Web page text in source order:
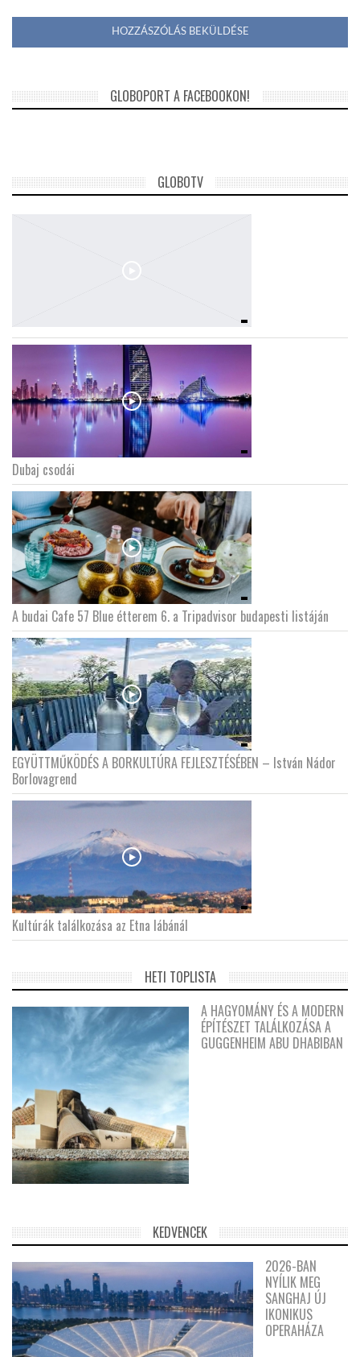
GLOBOPORT A FACEBOOKON!
GLOBOTV
Dubaj csodái
A budai Cafe 57 Blue étterem 6. a Tripadvisor budapesti listáján
EGYÜTTMŰKÖDÉS A BORKULTÚRA FEJLESZTÉSÉBEN – István Nádor
Borlovagrend
Kultúrák találkozása az Etna lábánál
HETI TOPLISTA
A HAGYOMÁNY ÉS A MODERN
ÉPÍTÉSZET TALÁLKOZÁSA A
GUGGENHEIM ABU DHABIBAN
KEDVENCEK
2026-BAN
NYÍLIK MEG
SANGHAJ ÚJ
IKONIKUS
OPERAHÁZA